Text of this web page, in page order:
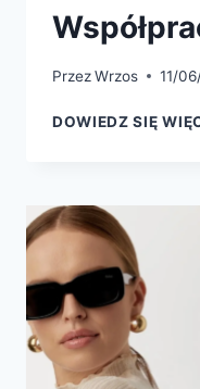
PrzezWrzos 11/
DOWIEDZ SIĘ